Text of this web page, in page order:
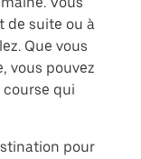
de suite ou à
Que vous
vous pouvez
qui
pour